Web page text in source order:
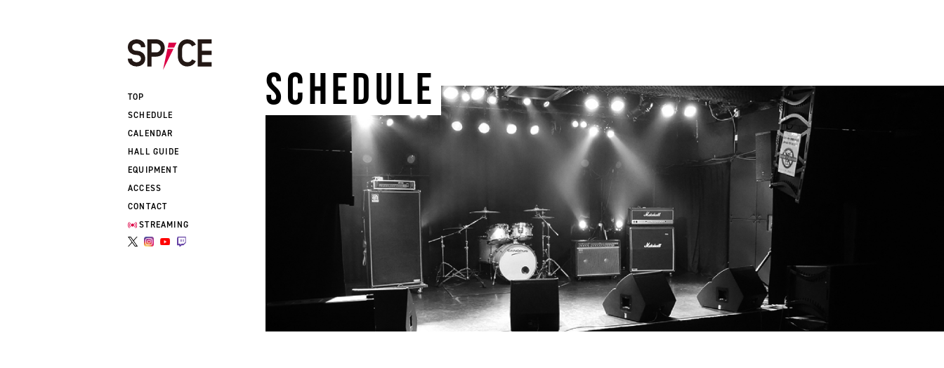
TOP
SCHEDULE
CALENDAR
HALL GUIDE
EQUIPMENT
ACCESS
CONTACT
STREAMING
SCHEDULE